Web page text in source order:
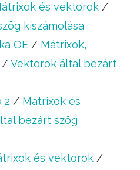
és vektorok /
kiszámolása
OE / Mátrixok,
/ Vektorok által bezárt
2 / Mátrixok és
bezárt szög
és vektorok /